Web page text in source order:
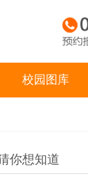
校园图库
你想知道